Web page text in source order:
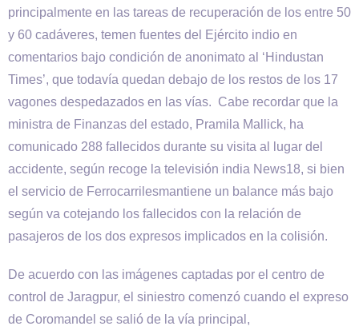
principalmente en las tareas de recuperación de los entre 50
y 60 cadáveres, temen fuentes del Ejército indio en
comentarios bajo condición de anonimato al ‘Hindustan
Times’, que todavía quedan debajo de los restos de los 17
vagones despedazados en las vías. Cabe recordar que la
ministra de Finanzas del estado, Pramila Mallick, ha
comunicado 288 fallecidos durante su visita al lugar del
accidente, según recoge la televisión india News18, si bien
el servicio de Ferrocarrilesmantiene un balance más bajo
según va cotejando los fallecidos con la relación de
pasajeros de los dos expresos implicados en la colisión.
De acuerdo con las imágenes captadas por el centro de
control de Jaragpur, el siniestro comenzó cuando el expreso
de Coromandel se salió de la vía principal,